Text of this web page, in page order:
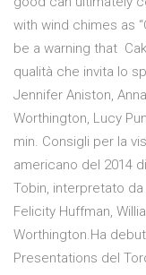
with wind chimes as
be a warning that
qualità che invita lo
Jennifer Aniston,
Worthington, Lucy
min. Consigli per la
americano del 2014
Tobin, interpretato da
Felicity Huffman,
Worthington.Ha
Presentations del